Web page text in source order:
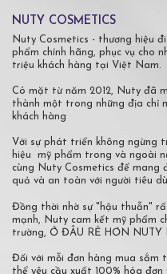
NUTY COSMETICS
Nuty Cosmetics - thương hiệu
phẩm chính hãng, phục vụ cho
triệu khách hàng tại Việt Nam.
Có mặt từ năm 2012, Nuty đã
thành một trong những địa chỉ
khách hàng
Với sự phát triển không ngừng
hiệu mỹ phẩm trong và ngoài
cùng Nuty Cosmetics để mang
quả và an toàn với người tiêu
Đồng thời nhờ sự "hậu thuẫn"
mạnh, Nuty cam kết mỹ phẩm
trường, Ở ĐÂU RẺ HƠN NUTY
Đối với mỗi đơn hàng mua sắm
thể yêu cầu xuất 100% hóa